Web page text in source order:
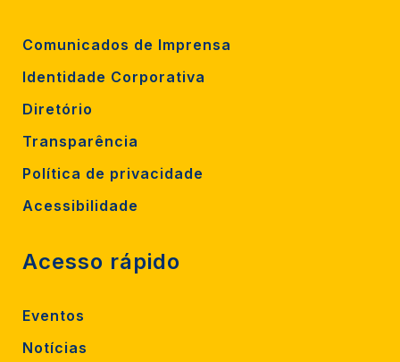
Comunicados de Imprensa
Identidade Corporativa
Diretório
Transparência
Política de privacidade
Acessibilidade
Acesso rápido
Eventos
Notícias